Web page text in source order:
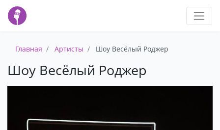
Главная Артисты Шоу Весёлый Роджер
Шоу Весёлый Роджер